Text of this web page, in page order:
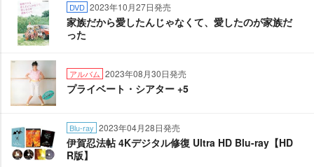
DVD 2023年10月27日発売
家族だから愛したんじゃなくて、愛したのが家族だ
った
アルバム 2023年08月30日発売
プライベート・シアター +5
Blu-ray 2023年04月28日発売
伊賀忍法帖 4Kデジタル修復 Ultra HD Blu-ray【HD
R版】